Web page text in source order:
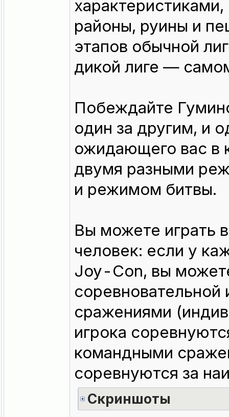
районы, руины и
этапов обычной
дикой лиге —
Побеждайте
один за другим, и
ожидающего вас в
двумя разными
и режимом битвы.
Вы можете играть
человек: если у
Joy-Con, вы
сражениями
игрока
командными
соревнуются за
Скриншоты